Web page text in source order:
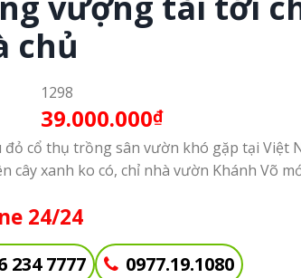
chủ
1298
39.000.000₫
đỏ cổ thụ trồng sân vườn khó gặp tại Việt
cây xanh ko có, chỉ nhà vườn Khánh Võ
24/24
234 7777 0977.19.1080